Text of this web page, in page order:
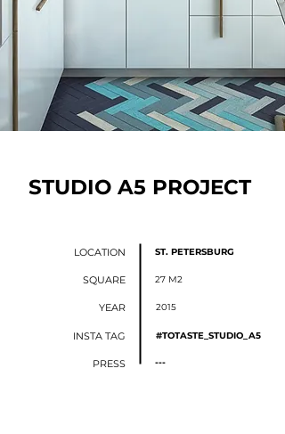
STUDIO A5 PROJECT
LOCATION ST. PETERSBURG
SQUARE 27 М2
YEAR 2015
INSTA TAG
PRESS
#TOTASTE_STUDIO_A5
---